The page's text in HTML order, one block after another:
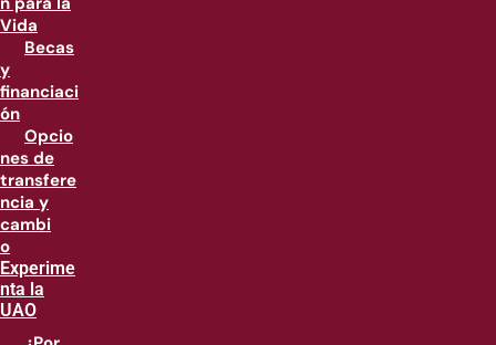
Vida
Becas
y
financiaci
ón
Opcio
nes de
transfere
ncia y
cambi
o
Experime
nta la
UAO